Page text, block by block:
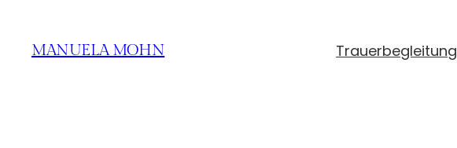
MANUELA MOHN Trauerbegleitung